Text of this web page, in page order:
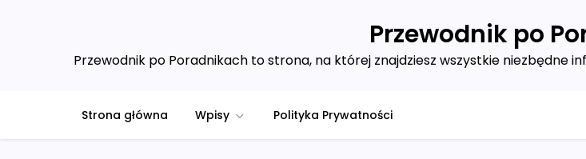
Przewodnik po
Przewodnik po Poradnikach to strona, na której znajdziesz wszystkie niezbędne
Strona główna Wpisy Polityka Prywatności